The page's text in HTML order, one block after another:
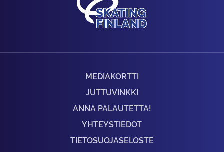
MEDIAKORTTI
JUTTUVINKKI
ANNA PALAUTETTA!
YHTEYSTIEDOT
TIETOSUOJASELOSTE